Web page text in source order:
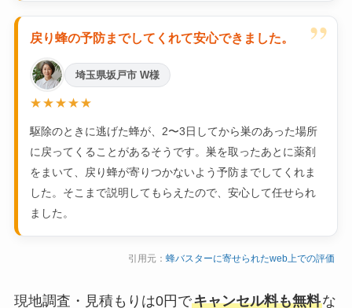
”
戻り蜂の予防までしてくれて安心できました。
埼玉県坂戸市 W様
★★★★★
駆除のときに逃げた蜂が、2〜3日してから巣のあった場所
に戻ってくることがあるそうです。巣を取ったあとに薬剤
をまいて、戻り蜂が寄りつかないよう予防までしてくれま
した。そこまで説明してもらえたので、安心して任せられ
ました。
引用元：蜂バスターに寄せられたweb上での評価
現地調査・見積もりは0円でキャンセル料も無料な